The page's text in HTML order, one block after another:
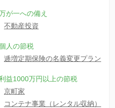
が一への備え
不動産投資
人の節税
逓増定期保険の名義変更プラン
益1000万円以上の節税
京町家
コンテナ事業（レンタル収納）